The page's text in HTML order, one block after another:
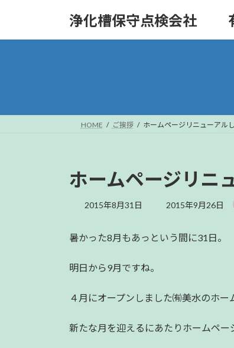
浄化槽保守点検会社
HOME ご挨拶 ホームページリニューアルし
ホームページリニ
2015年8月31日
最
新
2015年9月26日
暑かった8月もあっという間に31日。
明日から9月ですね。
４月にオープンしました㈲美水のホー
新たな月を迎えるにあたりホームペー